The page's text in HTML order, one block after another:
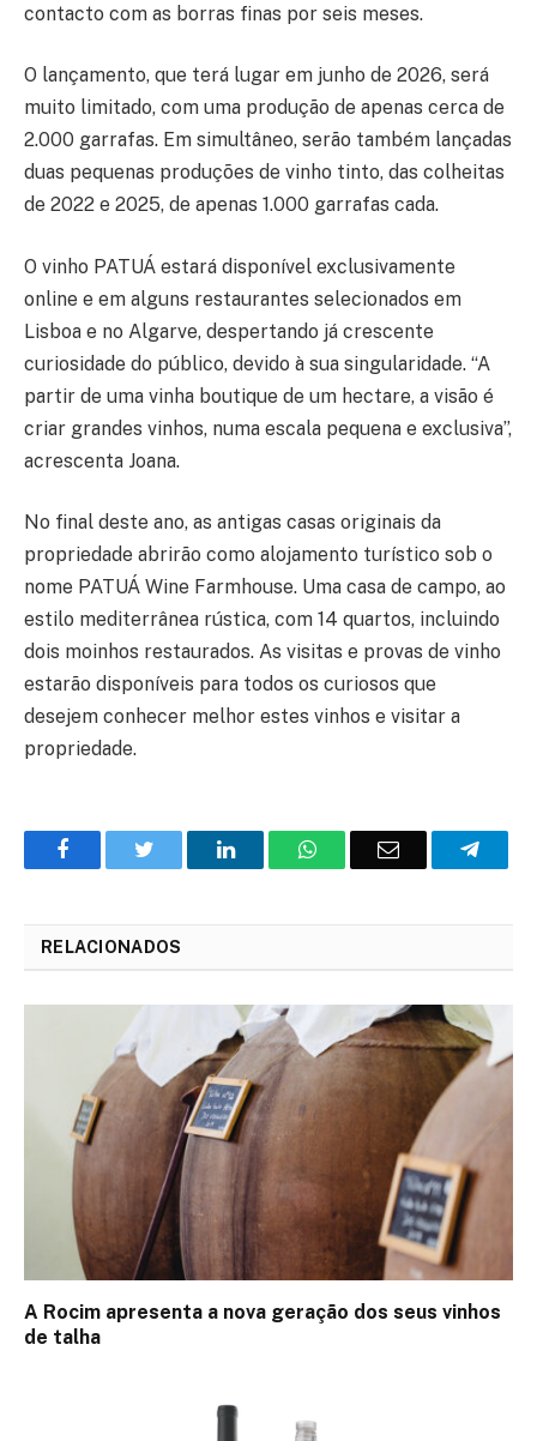
contacto com as borras finas por seis meses.
O lançamento, que terá lugar em junho de 2026, será
muito limitado, com uma produção de apenas cerca de
2.000 garrafas. Em simultâneo, serão também lançadas
duas pequenas produções de vinho tinto, das colheitas
de 2022 e 2025, de apenas 1.000 garrafas cada.
O vinho PATUÁ estará disponível exclusivamente
online e em alguns restaurantes selecionados em
Lisboa e no Algarve, despertando já crescente
curiosidade do público, devido à sua singularidade. “A
partir de uma vinha boutique de um hectare, a visão é
criar grandes vinhos, numa escala pequena e exclusiva”,
acrescenta Joana.
No final deste ano, as antigas casas originais da
propriedade abrirão como alojamento turístico sob o
nome PATUÁ Wine Farmhouse. Uma casa de campo, ao
estilo mediterrânea rústica, com 14 quartos, incluindo
dois moinhos restaurados. As visitas e provas de vinho
estarão disponíveis para todos os curiosos que
desejem conhecer melhor estes vinhos e visitar a
propriedade.
FacebookTwitter
O
WhatsAppE-
RELACIONADOS
A Rocim apresenta a nova geração dos seus vinhos
de talha